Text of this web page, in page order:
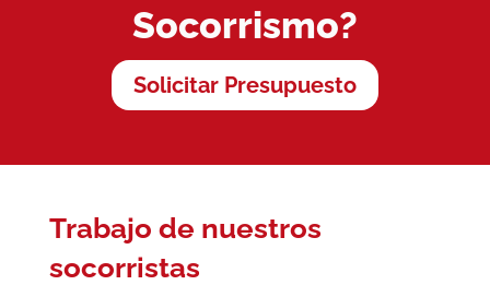
Socorrismo?
Solicitar Presupuesto
Trabajo de nuestros
socorristas